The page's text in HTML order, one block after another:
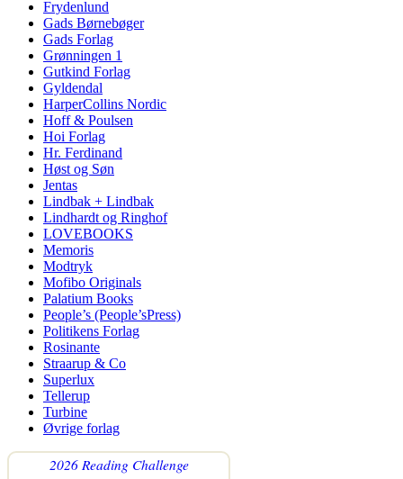
Frydenlund
Gads Børnebøger
Gads Forlag
Grønningen 1
Gutkind Forlag
Gyldendal
HarperCollins Nordic
Hoff & Poulsen
Hoi Forlag
Hr. Ferdinand
Høst og Søn
Jentas
Lindbak + Lindbak
Lindhardt og Ringhof
LOVEBOOKS
Memoris
Modtryk
Mofibo Originals
Palatium Books
People’s (People’sPress)
Politikens Forlag
Rosinante
Straarup & Co
Superlux
Tellerup
Turbine
Øvrige forlag
2026 Reading Challenge